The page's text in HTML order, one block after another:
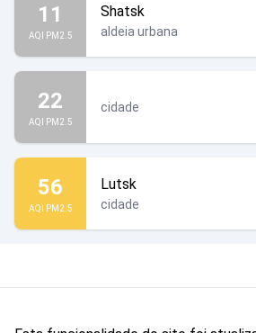
11
AQI PM2.5
Shatsk
aldeia urbana
22
AQI PM2.5
cidade
56
AQI PM2.5
Lutsk
cidade